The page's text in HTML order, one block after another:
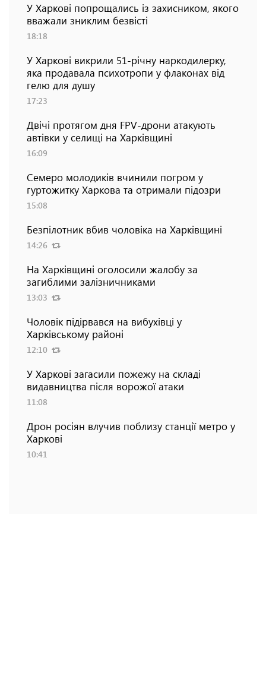
У Харкові попрощались із захисником, якого
вважали зниклим безвісті
18:18
У Харкові викрили 51-річну наркодилерку,
яка продавала психотропи у флаконах від
гелю для душу
17:23
Двічі протягом дня FPV-дрони атакують
автівки у селищі на Харківщині
16:09
Семеро молодиків вчинили погром у
гуртожитку Харкова та отримали підозри
15:08
Безпілотник вбив чоловіка на Харківщині
14:26
На Харківщині оголосили жалобу за
загиблими залізничниками
13:03
Чоловік підірвався на вибухівці у
Харківському районі
12:10
У Харкові загасили пожежу на складі
видавництва після ворожої атаки
11:08
Дрон росіян влучив поблизу станції метро у
Харкові
10:41